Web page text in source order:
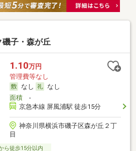
磯子・森が丘
1.10万円
管理費等なし
なし
なし
面積-
京急本線 屏風浦駅 徒歩15分
神奈川県横浜市磯子区森が丘２丁
目
ら徒歩15分以内